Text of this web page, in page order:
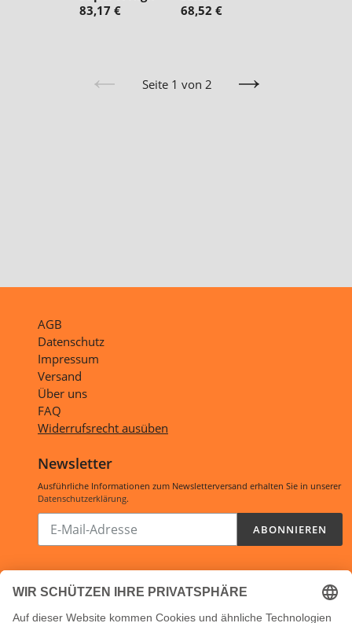
83,17 €
68,52 €
VorherigeSeite 1 von 2
Nächste
AGB
Datenschutz
Impressum
Versand
Über uns
FAQ
Widerrufsrecht ausüben
Newsletter
Ausführliche Informationen zum Newsletterversand erhalten Sie in unserer
Datenschutzerklärung.
Abonnieren
unsere
ABONNIEREN
Öffnungszeiten:
Shop:24/7